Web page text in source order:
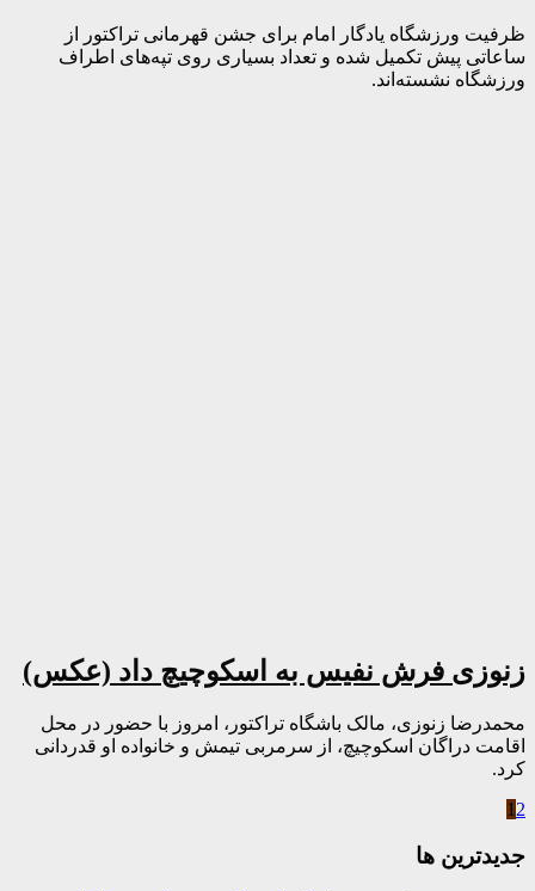
ظرفیت ورزشگاه یادگار امام برای جشن قهرمانی تراکتور از
ساعاتی پیش تکمیل شده و تعداد بسیاری روی تپه‌های اطراف
ورزشگاه نشسته‌اند.
زنوزی فرش نفیس به اسکوچیچ داد (عکس)
محمدرضا زنوزی، مالک باشگاه تراکتور، امروز با حضور در محل
اقامت دراگان اسکوچیچ، از سرمربی تیمش و خانواده او قدردانی
کرد.
1 2
جديدترين ها